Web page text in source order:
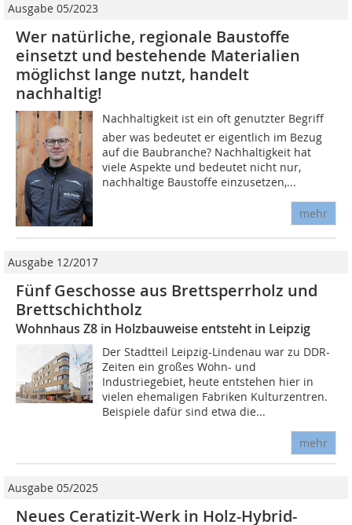
Ausgabe 05/2023
Wer natürliche, regionale Baustoffe
einsetzt und bestehende Materialien
möglichst lange nutzt, handelt
nachhaltig!
Nachhaltigkeit ist ein oft genutzter Begriff 
aber was bedeutet er eigentlich im Bezug
auf die Baubranche? Nachhaltigkeit hat
viele Aspekte und bedeutet nicht nur,
nachhaltige Baustoffe einzusetzen,...
mehr
Ausgabe 12/2017
Fünf Geschosse aus Brettsperrholz und
Brettschichtholz
Wohnhaus Z8 in Holzbauweise entsteht in Leipzig
Der Stadtteil Leipzig-Lindenau war zu DDR-
Zeiten ein großes Wohn- und
Industriegebiet, heute entstehen hier in
vielen ehemaligen Fabriken Kulturzentren.
Beispiele dafür sind etwa die...
mehr
Ausgabe 05/2025
Neues Ceratizit-Werk in Holz-Hybrid-